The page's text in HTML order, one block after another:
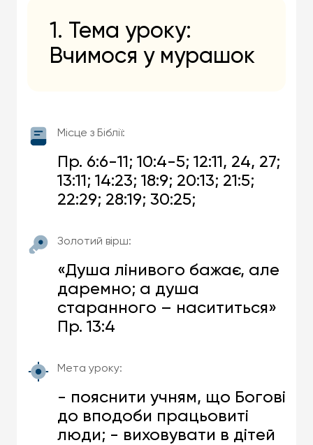
1. Тема уроку:
Вчимося у мурашок
Місце з Біблії:
Пр. 6:6-11; 10:4-5; 12:11, 24, 27;
13:11; 14:23; 18:9; 20:13; 21:5;
22:29; 28:19; 30:25;
Золотий вірш:
«Душа лінивого бажає, але
даремно; а душа
старанного – насититься»
Пр. 13:4
Мета уроку:
- пояснити учням, що Богові
до вподоби працьовиті
люди; - виховувати в дітей